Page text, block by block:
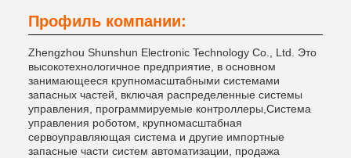
Профиль компании:
Zhengzhou Shunshun Electronic Technology Co., Ltd. Это
высокотехнологичное предприятие, в основном
занимающееся крупномасштабными системами
запасных частей, включая распределенные системы
управления, программируемые контроллеры,Система
управления роботом, крупномасштабная
сервоуправляющая система и другие импортные
запасные части систем автоматизации, продажа